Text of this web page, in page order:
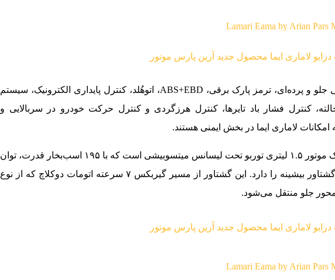
ایربگ‌های جلو، جانبی جلو و پرده‌ای، ترمز پارک برقی، ABS+EBD، اتوهُلد، کنترل پایداری الکترونیک، سیستم
کنترل فشار باد تایرها، کنترل هرزگردی و کنترل حرکت خودرو در سربالایی و
امکانات لاماری ایما در بخش ایمنی هستند.
محرک این خودرو، یک موتور ۱.۵ لیتری توربو تحت لیسانس میتسوبیشی است که با ۱۹۵ اسب‌بخار قدرت، توان
تولید ۲۸۵ نیوتن‌متر گشتاور بیشینه را دارد. این گشتاور از مسیر گیربکس ۷ سرعته اتومات دوکلاچ که از نوع
جلو منتقل می‌شود.